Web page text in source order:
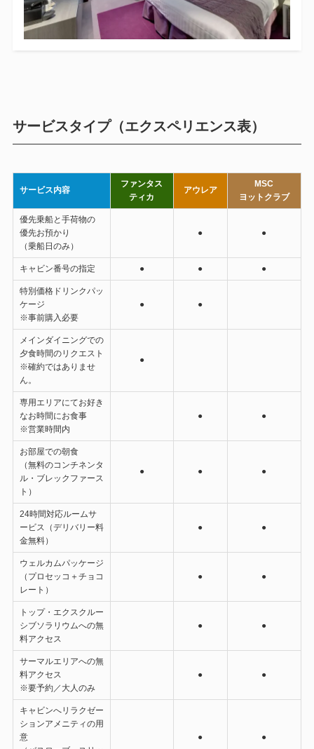
サービスタイプ（エクスペリエンス表）
サービス内容
ファンタス
ティカ
アウレア
MSC
ヨットクラブ
優先乗船と手荷物の
優先お預かり
（乗船日のみ）
● ●
キャビン番号の指定 ● ● ●
特別価格ドリンクパッ
ケージ
※事前購入必要
● ●
メインダイニングでの
夕食時間のリクエスト
※確約ではありませ
ん。
●
専用エリアにてお好き
なお時間にお食事
※営業時間内
● ●
お部屋での朝食
（無料のコンチネンタ
ル・ブレックファース
ト）
● ● ●
24時間対応ルームサ
ービス（デリバリー料
金無料）
● ●
ウェルカムパッケージ
（プロセッコ＋チョコ
レート）
● ●
トップ・エクスクルー
シブソラリウムへの無
料アクセス
● ●
サーマルエリアへの無
料アクセス
※要予約／大人のみ
● ●
キャビンへリラクゼー
ションアメニティの用
意
● ●